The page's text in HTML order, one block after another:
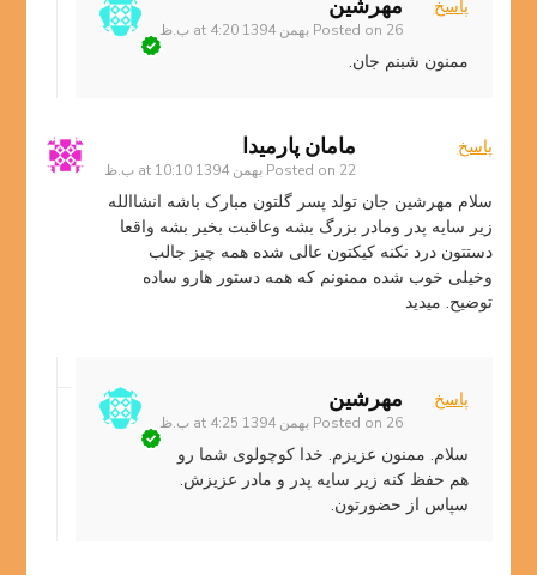
مهرشین
Posted on 26 بهمن 1394 at 4:20 ب.ظ
پاسخ
ممنون شبنم جان.
مامان پارمیدا
Posted on 22 بهمن 1394 at 10:10 ب.ظ
پاسخ
سلام مهرشین جان تولد پسر گلتون مبارک باشه انشاالله
زیر سایه پدر ومادر بزرگ بشه وعاقبت بخیر بشه واقعا
دستتون درد نکنه کیکتون عالی شده همه چیز جالب
وخیلی خوب شده ممنونم که همه دستور هارو ساده
توضیح. میدید
مهرشین
Posted on 26 بهمن 1394 at 4:25 ب.ظ
پاسخ
سلام. ممنون عزیزم. خدا کوچولوی شما رو
هم حفظ کنه زیر سایه پدر و مادر عزیزش.
سپاس از حضورتون.